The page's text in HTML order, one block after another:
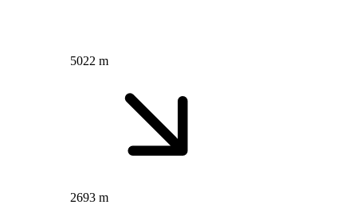
5022 m
2693 m